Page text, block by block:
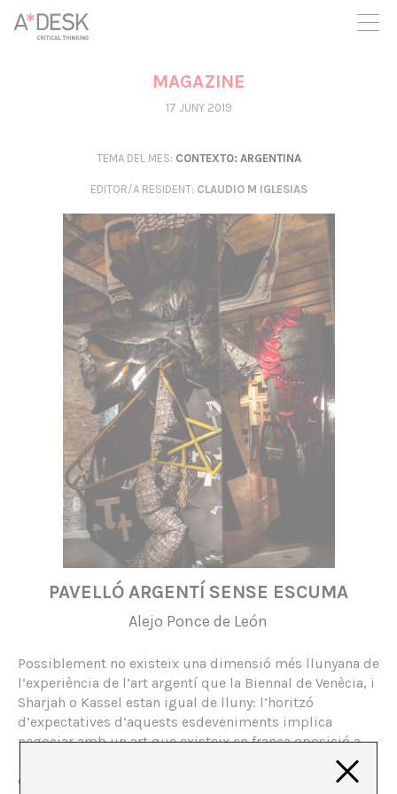
seguim necessitant-te per a poder seguir endavant. Ara pots
participar del projecte i recolzar-lo.
MAGAZINE
17 JUNY 2019
TEMA DEL MES: CONTEXTO: ARGENTINA
EDITOR/A RESIDENT: CLAUDIO M IGLESIAS
PAVELLÓ ARGENTÍ SENSE ESCUMA
Alejo Ponce de León
Possiblement no existeix una dimensió més llunyana de
l’experiència de l’art argentí que la Biennal de Venècia, i
Sharjah o Kassel estan igual de lluny: l’horitzó
d’expectatives d’aquests esdeveniments implica
negociar amb un art que existeix en franca oposició a
les possibilitats concretes de la imaginació material
que preval a l’Atlàntic Sud.